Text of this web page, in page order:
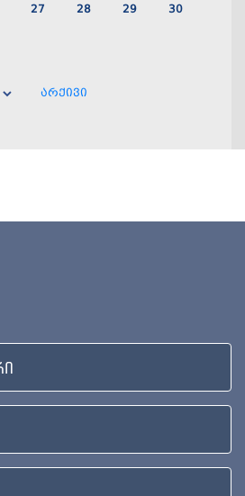
27 28 29 30
არქივი